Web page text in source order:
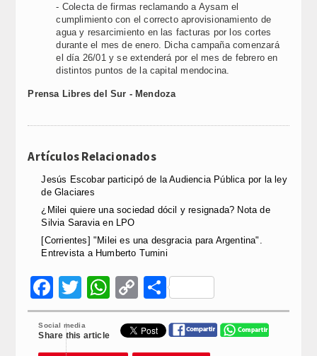
- Colecta de firmas reclamando a Aysam el
cumplimiento con el correcto aprovisionamiento de
agua y resarcimiento en las facturas por los cortes
durante el mes de enero. Dicha campaña comenzará
el día 26/01 y se extenderá por el mes de febrero en
distintos puntos de la capital mendocina.
Prensa Libres del Sur - Mendoza
Artículos Relacionados
Jesús Escobar participó de la Audiencia Pública por la ley
de Glaciares
¿Milei quiere una sociedad dócil y resignada? Nota de
Silvia Saravia en LPO
[Corrientes] "Milei es una desgracia para Argentina".
Entrevista a Humberto Tumini
Facebook
Twitter
WhatsApp
Copy
Link
Compartir
Social media
Share this article